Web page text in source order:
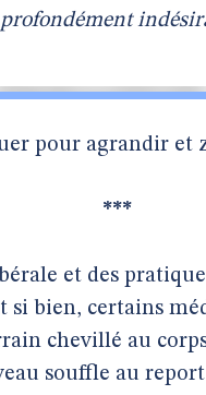
pour agrandir et
***
et des
bien, certains
chevillé au
souffle au